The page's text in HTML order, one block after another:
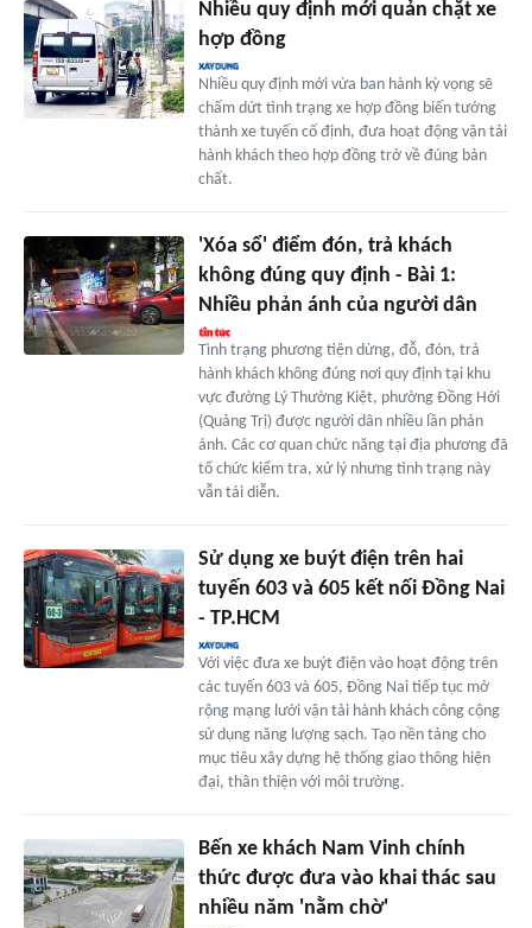
Nhiều quy định mới quản chặt xe
hợp đồng
Nhiều quy định mới vừa ban hành kỳ vọng sẽ
chấm dứt tình trạng xe hợp đồng biến tướng
thành xe tuyến cố định, đưa hoạt động vận tải
hành khách theo hợp đồng trở về đúng bản
chất.
'Xóa sổ' điểm đón, trả khách
không đúng quy định - Bài 1:
Nhiều phản ánh của người dân
Tình trạng phương tiện dừng, đỗ, đón, trả
hành khách không đúng nơi quy định tại khu
vực đường Lý Thường Kiệt, phường Đồng Hới
(Quảng Trị) được người dân nhiều lần phản
ánh. Các cơ quan chức năng tại địa phương đã
tổ chức kiểm tra, xử lý nhưng tình trạng này
vẫn tái diễn.
Sử dụng xe buýt điện trên hai
tuyến 603 và 605 kết nối Đồng Nai
- TP.HCM
Với việc đưa xe buýt điện vào hoạt động trên
các tuyến 603 và 605, Đồng Nai tiếp tục mở
rộng mạng lưới vận tải hành khách công cộng
sử dụng năng lượng sạch. Tạo nền tảng cho
mục tiêu xây dựng hệ thống giao thông hiện
đại, thân thiện với môi trường.
Bến xe khách Nam Vinh chính
thức được đưa vào khai thác sau
nhiều năm 'nằm chờ'